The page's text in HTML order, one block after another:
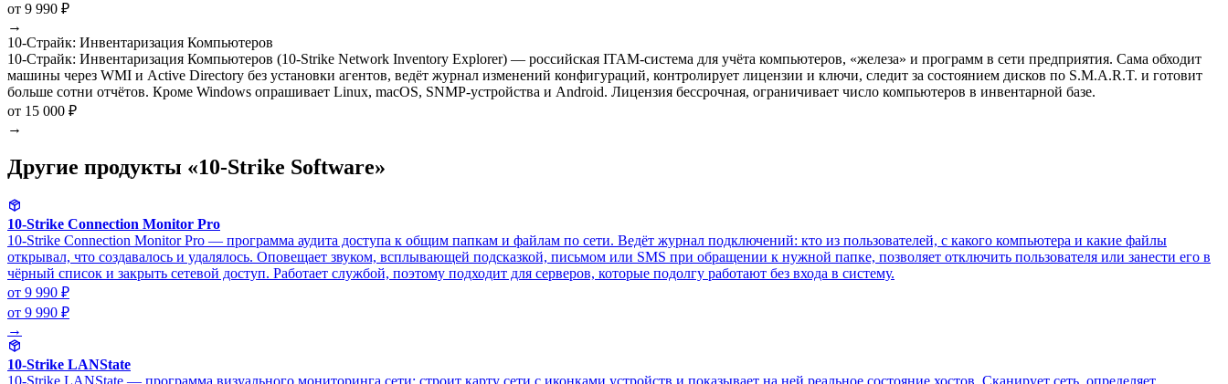
от 9 990 ₽
→
10-Страйк: Инвентаризация Компьютеров
10-Страйк: Инвентаризация Компьютеров (10-Strike Network Inventory Explorer) — российская ITAM-система для учёта компьютеров, «железа» и программ в сети предприятия. Сама обходит
машины через WMI и Active Directory без установки агентов, ведёт журнал изменений конфигураций, контролирует лицензии и ключи, следит за состоянием дисков по S.M.A.R.T. и готовит
больше сотни отчётов. Кроме Windows опрашивает Linux, macOS, SNMP-устройства и Android. Лицензия бессрочная, ограничивает число компьютеров в инвентарной базе.
от 15 000 ₽
→
Другие продукты «10-Strike Software»
10-Strike Connection Monitor Pro
10-Strike Connection Monitor Pro — программа аудита доступа к общим папкам и файлам по сети. Ведёт журнал подключений: кто из пользователей, с какого компьютера и какие файлы
открывал, что создавалось и удалялось. Оповещает звуком, всплывающей подсказкой, письмом или SMS при обращении к нужной папке, позволяет отключить пользователя или занести его в
чёрный список и закрыть сетевой доступ. Работает службой, поэтому подходит для серверов, которые подолгу работают без входа в систему.
от 9 990 ₽
от 9 990 ₽
→
10-Strike LANState